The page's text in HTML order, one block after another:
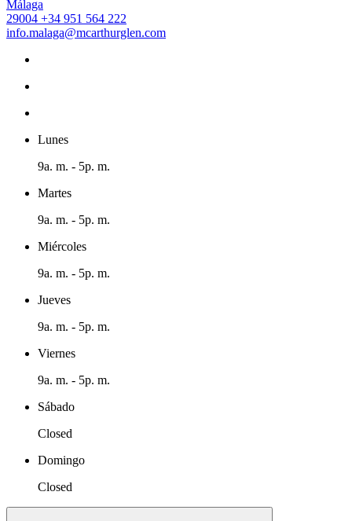
Málaga
29004 +34 951 564 222
info.malaga@mcarthurglen.com
Lunes
9a. m. - 5p. m.
Martes
9a. m. - 5p. m.
Miércoles
9a. m. - 5p. m.
Jueves
9a. m. - 5p. m.
Viernes
9a. m. - 5p. m.
Sábado
Closed
Domingo
Closed